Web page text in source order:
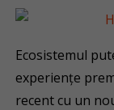
Ecosistemul
experiențe
recent cu un